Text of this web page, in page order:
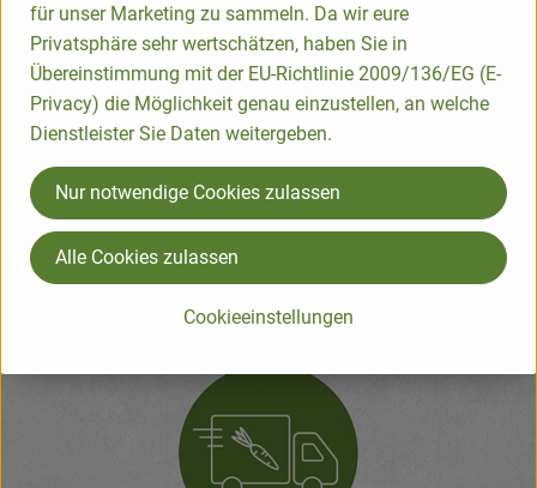
send us the changes
3.
Your box will be packed by us...
für unser Marketing zu sammeln. Da wir eure
Privatsphäre sehr wertschätzen, haben Sie in
Übereinstimmung mit der EU-Richtlinie 2009/136/EG (E-
Privacy) die Möglichkeit genau einzustellen, an welche
Dienstleister Sie Daten weitergeben.
Cookieeinstellungen
Nur notwendige Cookies zulassen
Alle Cookies zulassen